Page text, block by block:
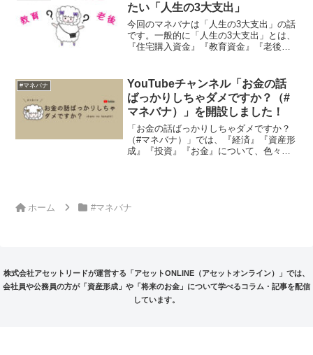
たい「人生の3大支出」
今回のマネバナは「人生の3大支出」の話
です。一般的に「人生の3大支出」とは、
『住宅購入資金』『教育資金』『老後資
説明します。
#マネバナ
YouTubeチャンネル「お金の話
ばっかりしちゃダメですか？（#
マネバナ）」を開設しました！
「お金の話ばっかりしちゃダメですか？
（#マネバナ）」では、『経済』『資産形
成』『投資』『お金』について、色々な
未経験のアセリーナが「インフレとデフ
ホーム #マネバナ
株式会社アセットリードが運営する「アセットONLINE（アセットオンライン）」では、
会社員や公務員の方が「資産形成」や「将来のお金」について学べるコラム・記事を配信
しています。